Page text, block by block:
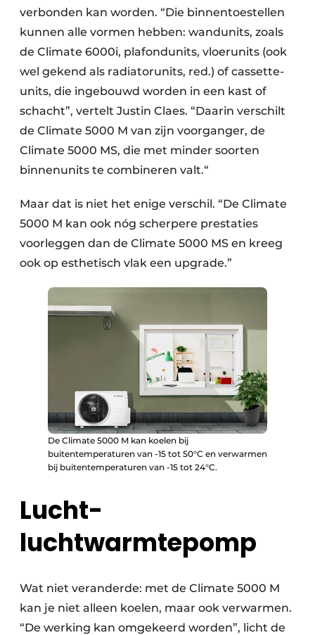
verbonden kan worden. “Die binnentoestellen
kunnen alle vormen hebben: wandunits, zoals
de Climate 6000i, plafondunits, vloerunits (ook
wel gekend als radiatorunits, red.) of cassette-
units, die ingebouwd worden in een kast of
schacht”, vertelt Justin Claes. “Daarin verschilt
de Climate 5000 M van zijn voorganger, de
Climate 5000 MS, die met minder soorten
binnenunits te combineren valt.“
Maar dat is niet het enige verschil. “De Climate
5000 M kan ook nóg scherpere prestaties
voorleggen dan de Climate 5000 MS en kreeg
ook op esthetisch vlak een upgrade.”
De Climate 5000 M kan koelen bij
buitentemperaturen van -15 tot 50°C en verwarmen
bij buitentemperaturen van -15 tot 24°C.
Lucht-
luchtwarmtepomp
Wat niet veranderde: met de Climate 5000 M
kan je niet alleen koelen, maar ook verwarmen.
“De werking kan omgekeerd worden”, licht de